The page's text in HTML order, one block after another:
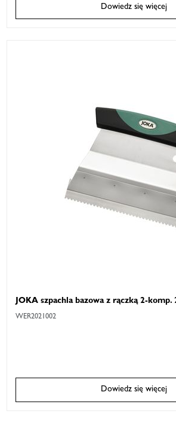
Dowiedz się więcej
JOKA szpachla bazowa z rączką 2-komp.
WER2021002
Dowiedz się więcej